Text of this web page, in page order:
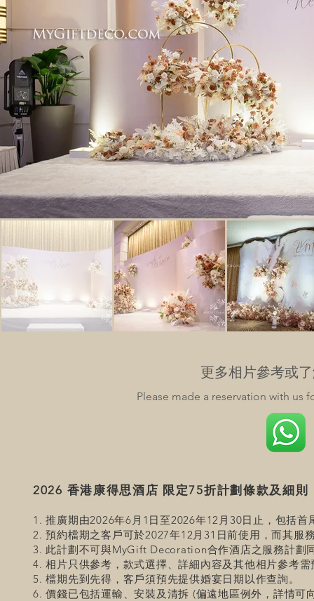
更多相片參考或
Please made a reservation with
2026 香港康得思酒店 限定75折計劃條款及細則
1. 推廣期由2026年6月1日至2026年12月30日止，包括首
2. 預約檔期之客戶可於2027年12月31日前使用，而其服
3. 此計劃不可與MyGift Decoration合作酒店之服務計劃
4. 相片只供參考，款式選擇、詳細內容及其他相片參考
5. 檔期先到先得，客戶須預先提供婚宴日期以作查詢。
6. 價錢已包括運輸、安裝及清拆 (偏遠地區例外，詳情可